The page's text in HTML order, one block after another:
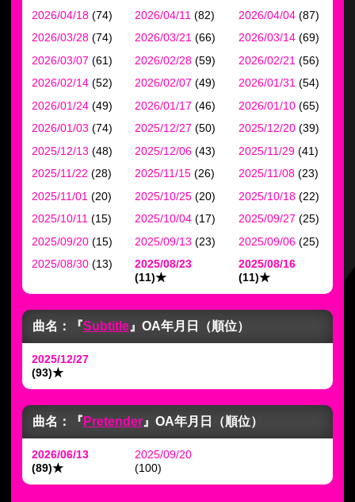
2026/04/18(74) 2026/04/11 (82) 2026/04/04(87)
2026/03/28(74) 2026/03/21 (66) 2026/03/14(69)
2026/03/07 (61) 2026/02/28 (59) 2026/02/21 (56)
2026/02/14(52) 2026/02/07 (49) 2026/01/31(54)
2026/01/24(49) 2026/01/17 (46) 2026/01/10(65)
2026/01/03 (74) 2025/12/27 (50) 2025/12/20(39)
2025/12/13 (48) 2025/12/06 (43) 2025/11/29(41)
2025/11/22 (28) 2025/11/15 (26) 2025/11/08(23)
2025/11/01 (20) 2025/10/25 (20) 2025/10/18(22)
2025/10/11(15) 2025/10/04 (17) 2025/09/27 (25)
2025/09/20(15) 2025/09/13 (23) 2025/09/06(25)
2025/08/30(13)
2025/08/23
(11)★
2025/08/16
(11)★
曲名：『Subtitle』 OA年月日（順位）
2025/12/27
(93)★
曲名：『 Pretender』 OA年月日（順位）
2026/06/13
(89)★
2025/09/20
(100)